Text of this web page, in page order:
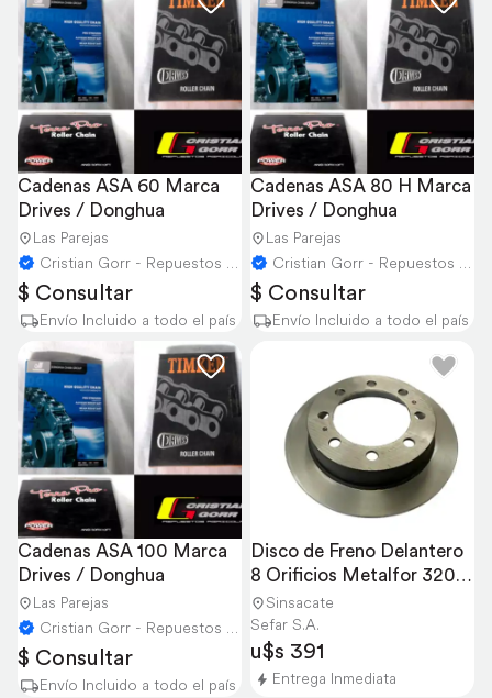
Cadenas ASA 60 Marca
Drives / Donghua
Las Parejas
Cristian Gorr - Repuestos Agricolas
$ Consultar
Envío Incluido a todo el país
Cadenas ASA 80 H Marca
Drives / Donghua
Las Parejas
Cristian Gorr - Repuestos Agricolas
$ Consultar
Envío Incluido a todo el país
Cadenas ASA 100 Marca
Drives / Donghua
Las Parejas
Cristian Gorr - Repuestos Agricolas
$ Consultar
Envío Incluido a todo el país
Disco de Freno Delantero
8 Orificios Metalfor 3200
- 7035
Sinsacate
Sefar S.A.
u$s 391
Entrega Inmediata